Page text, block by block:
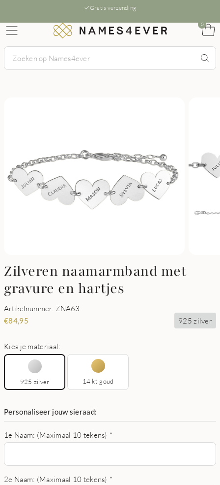
Gratis verzending
0
Zilveren naamarmband met
gravure en hartjes
Artikelnummer: ZNA63
€84,95 925 zilver
Kies je materiaal:
925 zilver 14 kt goud
Personaliseer jouw sieraad:
1e Naam: (Maximaal 10 tekens) *
2e Naam: (Maximaal 10 tekens) *